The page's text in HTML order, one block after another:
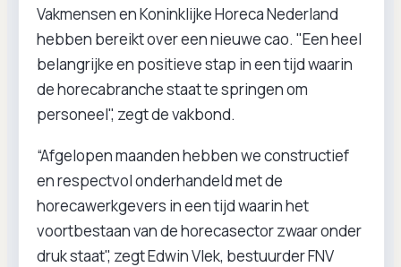
Vakmensen en Koninklijke Horeca Nederland
hebben bereikt over een nieuwe cao. "Een heel
belangrijke en positieve stap in een tijd waarin
de horecabranche staat te springen om
personeel", zegt de vakbond.
“Afgelopen maanden hebben we constructief
en respectvol onderhandeld met de
horecawerkgevers in een tijd waarin het
voortbestaan van de horecasector zwaar onder
druk staat", zegt Edwin Vlek, bestuurder FNV